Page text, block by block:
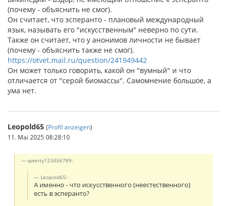
(почему - объяснить не смог).
Он считает, что эсперанто - плановый международный
язык, называть его "искусственным" неверно по сути.
Также он считает, что у анонимов личности не бывает
(почему - объяснить также не смог).
https://otvet.mail.ru/question/241949442
Он может только говорить, какой он "вумный" и что
отличается от "серой биомассы". Самомнение большое, а
ума нет.
Leopold65 (Profil anzeigen)
11. Mai 2025 08:28:10
qwerty123456789:
Leopold65:
А именно - что искусственного (неестественного)
есть в эсперанто?